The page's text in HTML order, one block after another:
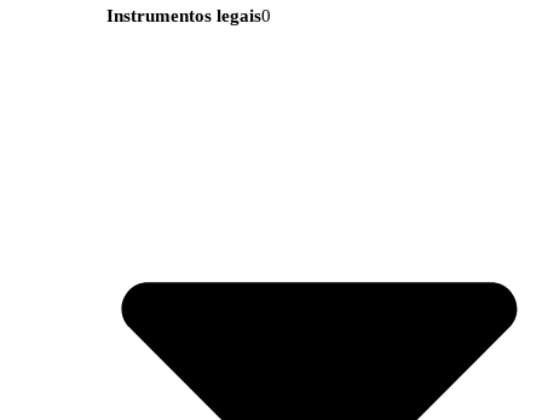
Instrumentos legais0